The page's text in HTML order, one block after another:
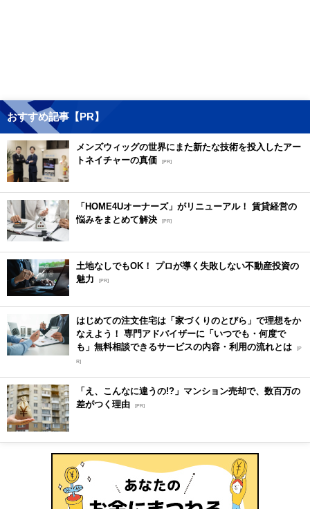
おすすめ記事【PR】
メンズウィッグの世界にまた新たな技術を投入したアー
トネイチャーの真価 [PR]
「HOME4Uオーナーズ」がリニューアル！ 賃貸経営の
悩みをまとめて解決 [PR]
土地なしでもOK！ プロが導く失敗しない不動産投資の
魅力
[PR]
はじめての注文住宅は「家づくりのとびら」で理想をか
なえよう！ 専門アドバイザーに「いつでも・何度で
も」無料相談できるサービスの内容・利用の流れとは [P
R]
「え、こんなに違うの!?」マンション売却で、数百万の
差がつく理由 [PR]